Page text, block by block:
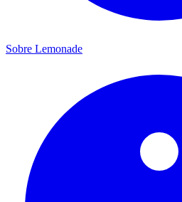
Sobre Lemonade